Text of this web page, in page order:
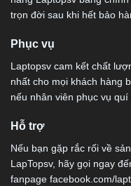
trọn đời sau khi hết bảo
Phục vụ
Laptopsv cam kết chất
nhất cho mọi khách hàng
nếu nhân viên phục vụ quí
Hỗ trợ
Nếu bạn gặp rắc rối về
LapTopsv, hãy gọi ngay
fanpage facebook.com/